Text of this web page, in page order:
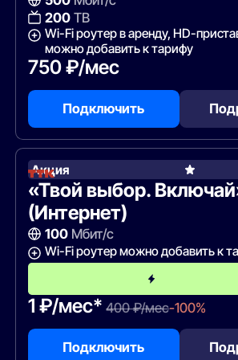
200ТВ
Wi-Fi роутер в аренду, HD-
можно добавить к тарифу
750 ₽/мес
Подключить
Акция
«Твой выбор.
(Интернет)
100Мбит/с
Wi-Fi роутер можно добавить к
1 ₽/мес* 400 ₽/мес-100%
Подключить